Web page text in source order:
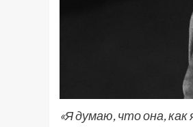
«Я думаю, что она,